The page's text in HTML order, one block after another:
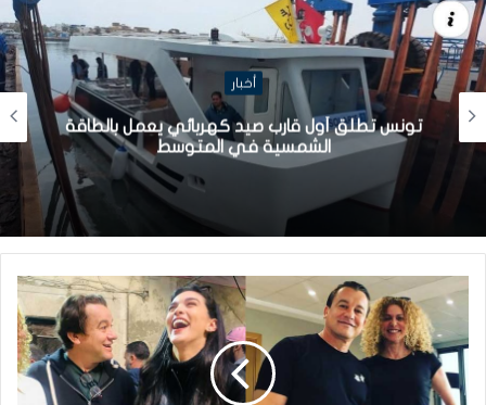
أخبار
تونس تطلق أول قارب صيد كهربائي يعمل بالطاقة
الشمسية في المتوسط